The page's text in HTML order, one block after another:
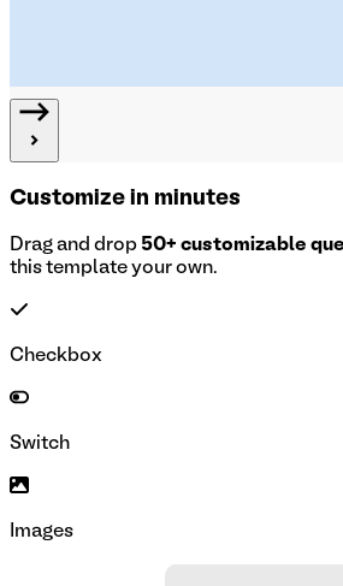
Customize in minutes
Drag and drop 50+ customizable
this template your own.
Checkbox
Switch
Images